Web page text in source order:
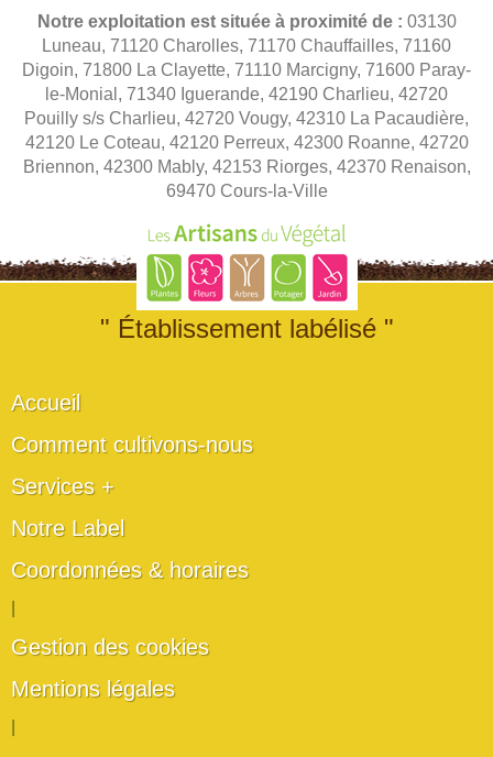
Notre exploitation est située à proximité de : 03130
Luneau, 71120 Charolles, 71170 Chauffailles, 71160
Digoin, 71800 La Clayette, 71110 Marcigny, 71600 Paray-
le-Monial, 71340 Iguerande, 42190 Charlieu, 42720
Pouilly s/s Charlieu, 42720 Vougy, 42310 La Pacaudière,
42120 Le Coteau, 42120 Perreux, 42300 Roanne, 42720
Briennon, 42300 Mably, 42153 Riorges, 42370 Renaison,
69470 Cours-la-Ville
" Établissement labélisé "
Accueil
Comment cultivons-nous
Services +
Notre Label
Coordonnées & horaires
Gestion des cookies
Mentions légales